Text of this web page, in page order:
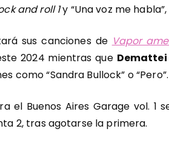
and roll 1y “Una voz me
sus canciones de Vapor
2024 mientras que
como “Sandra Bullock” o “Pero”.
el Buenos Aires Garage vol. 1
2, tras agotarse la primera.